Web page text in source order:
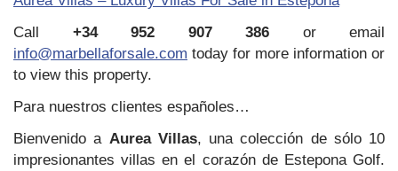
Call +34 952 907 386 or email
info@marbellaforsale.com today for more information or
to view this property.
Para nuestros clientes españoles…
Bienvenido a Aurea Villas, una colección de sólo 10
impresionantes villas en el corazón de Estepona Golf.